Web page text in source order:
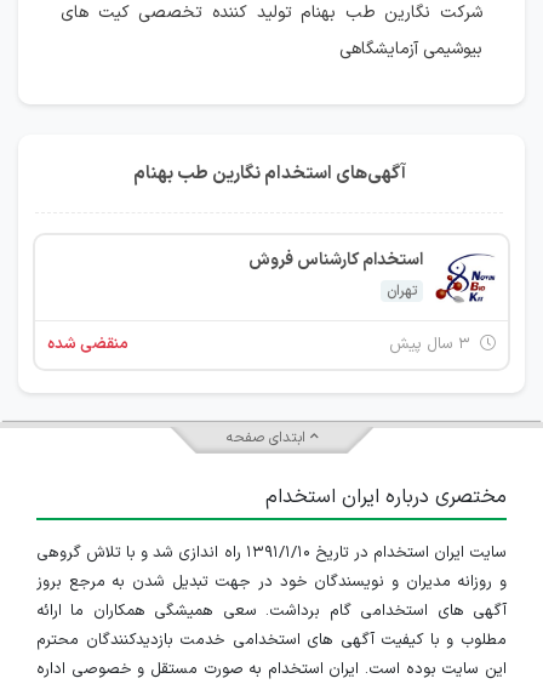
شرکت نگارین طب بهنام تولید کننده تخصصی کیت های
بیوشیمی آزمایشگاهی
آگهی‌های استخدام نگارین طب بهنام
استخدام کارشناس فروش
تهران
منقضی شده
ابتدای صفحه
مختصری درباره ایران استخدام
سایت ایران استخدام در تاریخ ۱۳۹۱/۱/۱۰ راه اندازی شد و با تلاش گروهی
و روزانه مدیران و نویسندگان خود در جهت تبدیل شدن به مرجع بروز
آگهی های استخدامی گام برداشت. سعی همیشگی همکاران ما ارائه
مطلوب و با کیفیت آگهی های استخدامی خدمت بازدیدکنندگان محترم
این سایت بوده است. ایران استخدام به صورت مستقل و خصوصی اداره